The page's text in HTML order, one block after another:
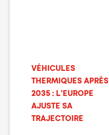
VÉHICULES
THERMIQUES APRÈS
2035 : L’EUROPE
AJUSTE SA
TRAJECTOIRE